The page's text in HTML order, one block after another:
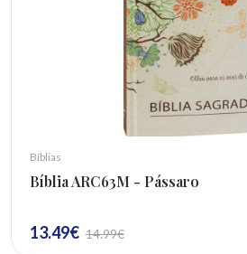
Bíblias
Bíblia ARC63M - Pássaro
13.49€ 14.99€